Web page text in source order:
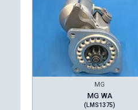
MG
MG WA
(LMS1375)